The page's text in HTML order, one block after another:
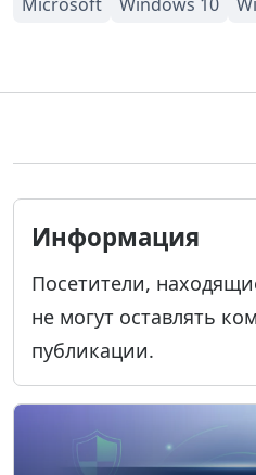
Информация
Посетители,
не могут оставлять
публикации.